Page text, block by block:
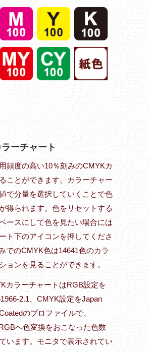
ーチャート
頻度の高い10％刻みのCMYKカ
ことができます。カラーチャー
で分量を選択していくことで色
得られます。色をリセットする
ースにして色を見たい場合には
ト下のアイコンを押してくださ
でのCMYK色は14641色のカラ
ョンを見ることができます。
カラーチャートはRGB設定を
2.1、CMYK設定をJapan
のプロファイルで、
へ色変換をおこなった色数
います。モニタで表示されてい